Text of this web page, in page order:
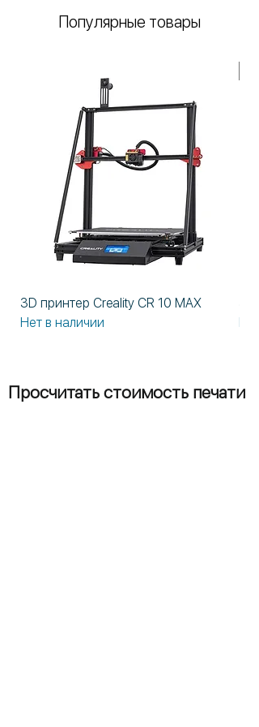
Популярные товары
3D принтер Creality CR 10 MAX
Нет в наличии
Просчитать стоимость печати